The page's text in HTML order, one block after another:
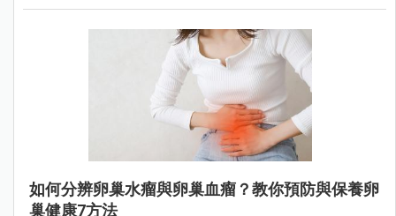
如何分辨卵巢水瘤與卵巢血瘤？教你預防與保養卵
巢健康7方法